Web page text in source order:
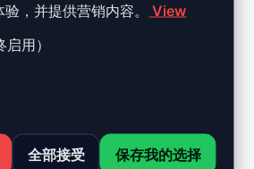
2014 -2018 28i
升级优势
，扭矩提升 +25%
，并提供营销内容。
View
用）
全部接受 保存我的选择